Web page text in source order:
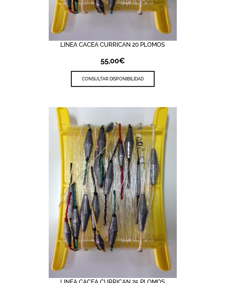
LINEA CACEA CURRICAN 20 PLOMOS
55,00€
CONSULTAR DISPONIBILIDAD